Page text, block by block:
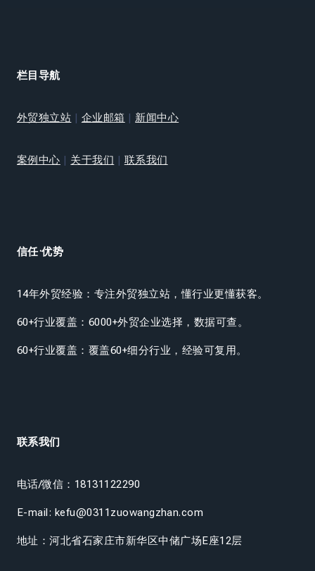
栏目导航
外贸独立站 | 企业邮箱 | 新闻中心
案例中心 | 关于我们 | 联系我们
信任·优势
14年外贸经验：专注外贸独立站，懂行业更懂获客。
60+行业覆盖：6000+外贸企业选择，数据可查。
60+行业覆盖：覆盖60+细分行业，经验可复用。
联系我们
电话/微信：18131122290
E-mail: kefu@0311zuowangzhan.com
地址：河北省石家庄市新华区中储广场E座12层